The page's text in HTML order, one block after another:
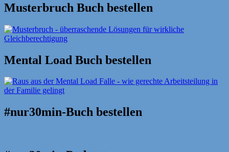
Musterbruch Buch bestellen
Mental Load Buch bestellen
#nur30min-Buch bestellen